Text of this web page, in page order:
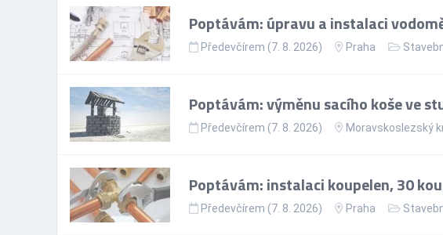
Poptávám: úpravu a instalaci
Předevčírem (7. 8. 2026) Praha
Poptávám: výměnu sacího koše ve
Předevčírem (7. 8. 2026) Moravskoslezský
Poptávám: instalaci koupelen, 30
Předevčírem (7. 8. 2026) Praha